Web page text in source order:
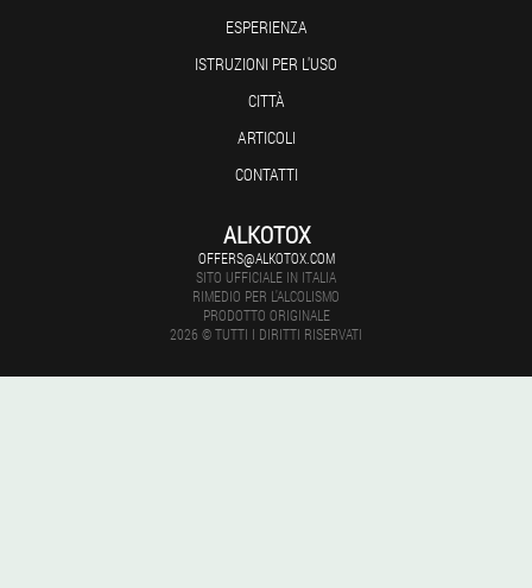
ESPERIENZA
ISTRUZIONI PER L'USO
CITTÀ
ARTICOLI
CONTATTI
ALKOTOX
OFFERS@ALKOTOX.COM
SITO UFFICIALE IN ITALIA
RIMEDIO PER L'ALCOLISMO
PRODOTTO ORIGINALE
2026 © TUTTI I DIRITTI RISERVATI